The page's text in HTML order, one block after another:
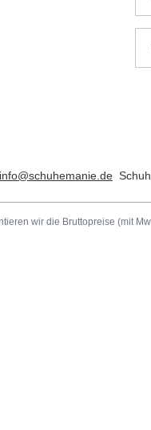
info@schuhemanie.de
wir die Bruttopreise (mit